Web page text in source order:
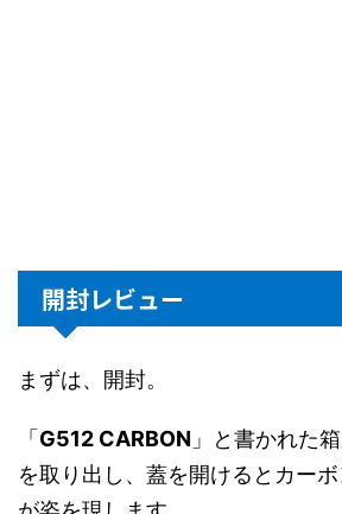
開封レビュー
まずは、開封。
「 G512 CARBON 」と書かれた
を取り出し、蓋を開けるとカー